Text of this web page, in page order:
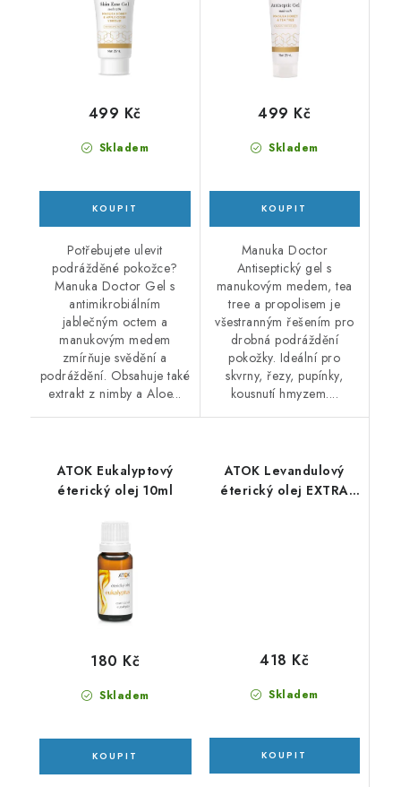
Skladem
499 Kč
Potřebujete ulevit
podrážděné pokožce?
Manuka Doctor Gel s
antimikrobiálním
jablečným octem a
manukovým medem
zmírňuje svědění a
podráždění. Obsahuje také
extrakt z nimby a Aloe...
Skladem
499 Kč
Manuka Doctor
Antiseptický gel s
manukovým medem, tea
tree a propolisem je
všestranným řešením pro
drobná podráždění
pokožky. Ideální pro
skvrny, řezy, pupínky,
kousnutí hmyzem....
ATOK Eukalyptový
éterický olej 10ml
Skladem
180 Kč
ATOK Levandulový
éterický olej EXTRA
Skladem
418 Kč